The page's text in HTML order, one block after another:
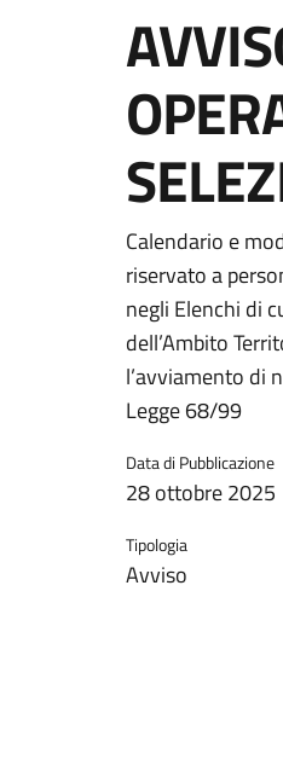
Calendario e
riservato a
negli Elenchi di
dell’Ambito
l’avviamento di
Legge 68/99
Data di Pubblicazione
28 ottobre 2025
Tipologia
Avviso